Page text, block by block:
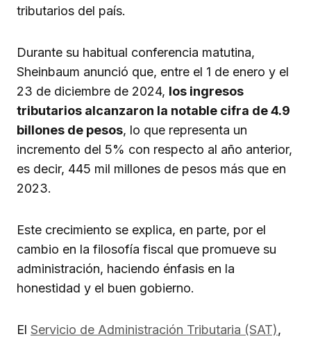
tributarios del país.
Durante su habitual conferencia matutina,
Sheinbaum anunció que, entre el 1 de enero y el
23 de diciembre de 2024, los ingresos
tributarios alcanzaron la notable cifra de 4.9
billones de pesos, lo que representa un
incremento del 5% con respecto al año anterior,
es decir, 445 mil millones de pesos más que en
2023.
Este crecimiento se explica, en parte, por el
cambio en la filosofía fiscal que promueve su
administración, haciendo énfasis en la
honestidad y el buen gobierno.
El Servicio de Administración Tributaria (SAT),